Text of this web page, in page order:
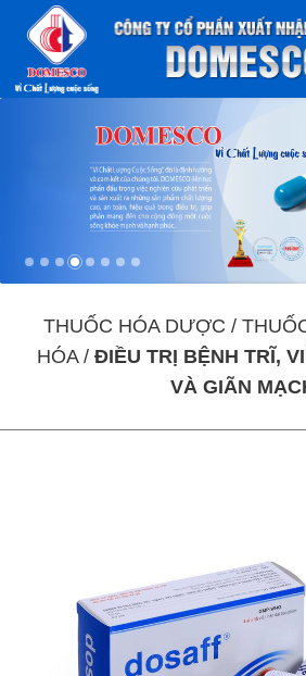
THUỐC HÓA DƯỢC /
HÓA / ĐIỀU TRỊ BỆNH TRĨ,
VÀ GIÃN